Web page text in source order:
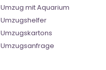
Umzug mit Aquarium
Umzugshelfer
Umzugskartons
Umzugsanfrage